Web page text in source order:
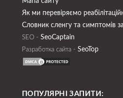
Як ми перевіряємо
Словник сленгу та симптомів
SEO - SeoСaptain
Разработка сайта - SeoTop
ПОПУЛЯРНІ ЗАПИТИ: